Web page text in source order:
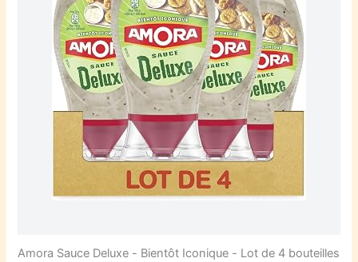
Amora Sauce Deluxe - Bientôt Iconique - Lot de 4 bouteilles